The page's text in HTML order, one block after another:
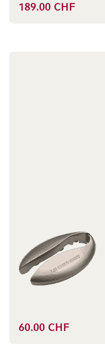
189.00 CHF
60.00 CHF